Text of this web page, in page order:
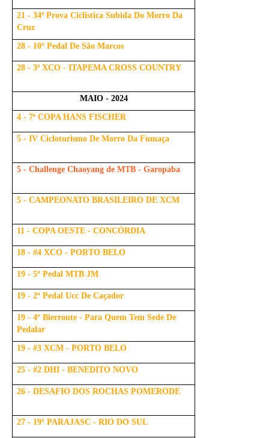
21 - 34ª Prova Ciclistica Subida Do Morro Da
Cruz
28 - 10º Pedal De São Marcos
28 - 3ª XCO - ITAPEMA CROSS COUNTRY
MAIO - 2024
4 - 7ª COPA HANS FISCHER
5 - IV Cicloturismo De Morro Da Fumaça
5 - Challenge Chaoyang de MTB - Garopaba
5 - CAMPEONATO BRASILEIRO DE XCM
11 - COPA OESTE - CONCÓRDIA
18 - #4 XCO - PORTO BELO
19 - 5º Pedal MTB JM
19 - 2º Pedal Ucc De Caçador
19 - 4º Bierroute - Para Quem Tem Sede De
Pedalar
19 - #3 XCM - PORTO BELO
25 - #2 DHI - BENEDITO NOVO
26 - DESAFIO DOS ROCHAS POMERODE
27 - 19º PARAJASC - RIO DO SUL